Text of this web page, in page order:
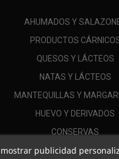
AHUMADOS Y
PRODUCTOS
QUESOS Y LÁCTEOS
NATAS Y LÁCTEOS
MANTEQUILLAS Y
HUEVO Y DERIVADOS
CONSERVAS
publicidad